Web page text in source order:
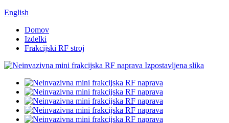
English
Domov
Izdelki
Frakcijski RF stroj